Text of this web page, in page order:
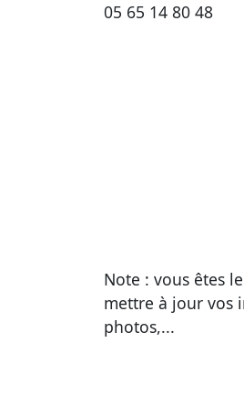
05 65 14 80 48
Note : vous êtes
mettre à jour vos
photos,...